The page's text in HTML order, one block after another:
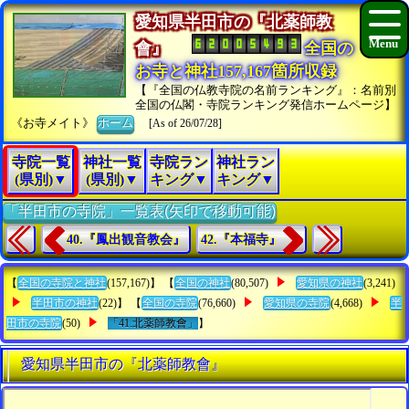
愛知県半田市の『北薬師教
會』
全国の
お寺と神社157,167箇所収録
【『全国の仏教寺院の名前ランキング』：名前別
全国の仏閣・寺院ランキング発信ホームページ】
《お寺メイト》ホーム [As of 26/07/28]
寺院一覧
(県別)▼
神社一覧
(県別)▼
寺院ラン
キング▼
神社ラン
キング▼
「半田市の寺院」一覧表(矢印で移動可能)
40.『鳳出観音教会』 42.『本福寺』
【 全国の寺院と神社(157,167)】 【 全国の神社(80,507) 愛知県の神社(3,241)
半田市の神社(22)】 【 全国の寺院(76,660) 愛知県の寺院(4,668)
半
田市の寺院(50) 「41.北薬師教會」 】
愛知県半田市の『北薬師教會』